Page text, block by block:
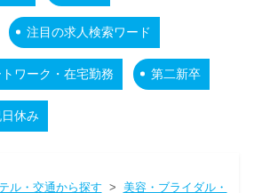
注目の求人検索ワード
トワーク・在宅勤務 第二新卒
休み
ル・交通から探す > 美容・ブライダル・